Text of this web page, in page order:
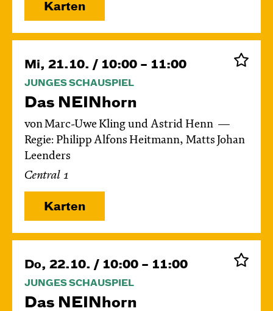
Karten
Mi, 21.10. / 10:00 – 11:00
JUNGES SCHAUSPIEL
Das NEIN­horn
von Marc-Uwe Kling und Astrid Henn
Regie: Philipp Alfons Heitmann, Matts Johan
Leenders
Central 1
Karten
Do, 22.10. / 10:00 – 11:00
JUNGES SCHAUSPIEL
Das NEIN­horn